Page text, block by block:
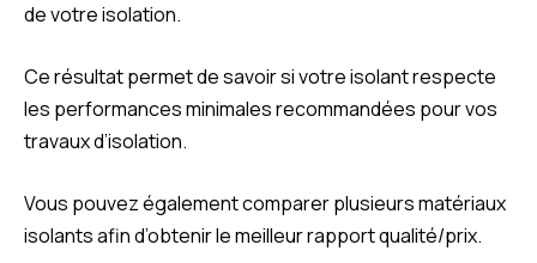
de votre isolation.
Ce résultat permet de savoir si votre isolant respecte
les performances minimales recommandées pour vos
travaux d’isolation.
Vous pouvez également comparer plusieurs matériaux
isolants afin d’obtenir le meilleur rapport qualité/prix.